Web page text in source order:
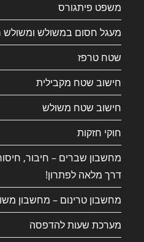
משפט פיתגורס
מעגל חסום במשולש
שטח טרפז
חישוב שטח מקבילית
חישוב שטח משולש
חוקי חזקות
מחשבון שברים – חיבור,
דרך מלאה לפתרון!
מחשבון טרינום – מחשבון
מערכת שעות להדפסה